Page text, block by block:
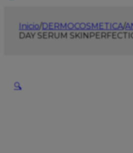
Inicio/DERMOCOSMETICA/
DAY SERUM
🔍